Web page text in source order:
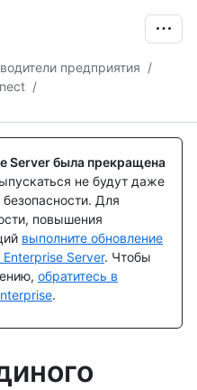
предприятия /
/
Server была прекращена
не будут даже
Для
повышения
выполните обновление
Server. Чтобы
обратитесь в
.